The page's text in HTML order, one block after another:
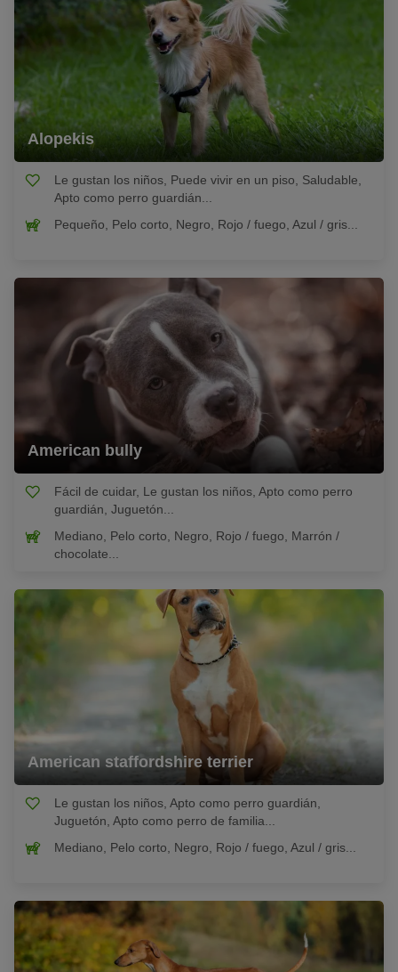
Alopekis
Le gustan los niños, Puede vivir en un piso, Saludable,
Apto como perro guardián...
Pequeño, Pelo corto, Negro, Rojo / fuego, Azul / gris...
American bully
Fácil de cuidar, Le gustan los niños, Apto como perro
guardián, Juguetón...
Mediano, Pelo corto, Negro, Rojo / fuego, Marrón /
chocolate...
American staffordshire terrier
Le gustan los niños, Apto como perro guardián,
Juguetón, Apto como perro de familia...
Mediano, Pelo corto, Negro, Rojo / fuego, Azul / gris...